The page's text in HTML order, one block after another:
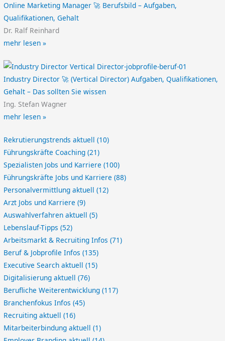
Online Marketing Manager 🚀 Berufsbild – Aufgaben,
Qualifikationen, Gehalt
Dr. Ralf Reinhard
mehr lesen »
Industry Director 🚀 (Vertical Director) Aufgaben, Qualifikationen,
Gehalt – Das sollten Sie wissen
Ing. Stefan Wagner
mehr lesen »
Rekrutierungstrends aktuell(10)
Führungskräfte Coaching(21)
Spezialisten Jobs und Karriere(100)
Führungskräfte Jobs und Karriere(88)
Personalvermittlung aktuell(12)
Arzt Jobs und Karriere(9)
Auswahlverfahren aktuell(5)
Lebenslauf-Tipps(52)
Arbeitsmarkt & Recruiting Infos(71)
Beruf & Jobprofile Infos(135)
Executive Search aktuell(15)
Digitalisierung aktuell(76)
Berufliche Weiterentwicklung(117)
Branchenfokus Infos(45)
Recruiting aktuell(16)
Mitarbeiterbindung aktuell(1)